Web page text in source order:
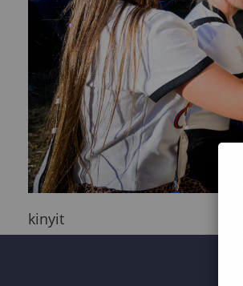
kinyit